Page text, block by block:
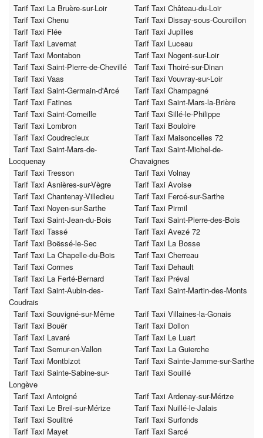
Tarif Taxi La Bruère-sur-Loir
Tarif Taxi Château-du-Loir
Tarif Taxi Chenu
Tarif Taxi Dissay-sous-Courcillon
Tarif Taxi Flée
Tarif Taxi Jupilles
Tarif Taxi Lavernat
Tarif Taxi Luceau
Tarif Taxi Montabon
Tarif Taxi Nogent-sur-Loir
Tarif Taxi Saint-Pierre-de-Chevillé
Tarif Taxi Thoiré-sur-Dinan
Tarif Taxi Vaas
Tarif Taxi Vouvray-sur-Loir
Tarif Taxi Saint-Germain-d'Arcé
Tarif Taxi Champagné
Tarif Taxi Fatines
Tarif Taxi Saint-Mars-la-Brière
Tarif Taxi Saint-Corneille
Tarif Taxi Sillé-le-Philippe
Tarif Taxi Lombron
Tarif Taxi Bouloire
Tarif Taxi Coudrecieux
Tarif Taxi Maisoncelles 72
Tarif Taxi Saint-Mars-de-
Locquenay
Tarif Taxi Saint-Michel-de-
Chavaignes
Tarif Taxi Tresson
Tarif Taxi Volnay
Tarif Taxi Asnières-sur-Vègre
Tarif Taxi Avoise
Tarif Taxi Chantenay-Villedieu
Tarif Taxi Fercé-sur-Sarthe
Tarif Taxi Noyen-sur-Sarthe
Tarif Taxi Pirmil
Tarif Taxi Saint-Jean-du-Bois
Tarif Taxi Saint-Pierre-des-Bois
Tarif Taxi Tassé
Tarif Taxi Avezé 72
Tarif Taxi Boëssé-le-Sec
Tarif Taxi La Bosse
Tarif Taxi La Chapelle-du-Bois
Tarif Taxi Cherreau
Tarif Taxi Cormes
Tarif Taxi Dehault
Tarif Taxi La Ferté-Bernard
Tarif Taxi Préval
Tarif Taxi Saint-Aubin-des-
Coudrais
Tarif Taxi Saint-Martin-des-Monts
Tarif Taxi Souvigné-sur-Même
Tarif Taxi Villaines-la-Gonais
Tarif Taxi Bouër
Tarif Taxi Dollon
Tarif Taxi Lavaré
Tarif Taxi Le Luart
Tarif Taxi Semur-en-Vallon
Tarif Taxi La Guierche
Tarif Taxi Montbizot
Tarif Taxi Sainte-Jamme-sur-Sarthe
Tarif Taxi Sainte-Sabine-sur-
Longève
Tarif Taxi Souillé
Tarif Taxi Antoigné
Tarif Taxi Ardenay-sur-Mérize
Tarif Taxi Le Breil-sur-Mérize
Tarif Taxi Nuillé-le-Jalais
Tarif Taxi Soulitré
Tarif Taxi Surfonds
Tarif Taxi Mayet
Tarif Taxi Sarcé